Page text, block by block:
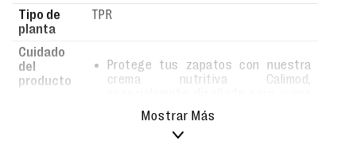
Tipo de
planta
TPR
Cuidado
del
producto
Protege tus zapatos con nuestra
crema nutritiva Calimod,
liso y napas (guante).
Mantiene el calzado limpio,
humectado y ayuda a conservar su
Mostrar Más